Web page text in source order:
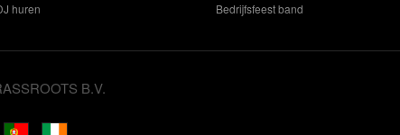
huren
Bedrijfsfeest band
B.V.